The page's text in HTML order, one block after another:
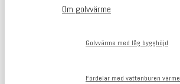
Om golvvärme
Golvvärme med låg bygghöjd
Fördelar med vattenburen värme